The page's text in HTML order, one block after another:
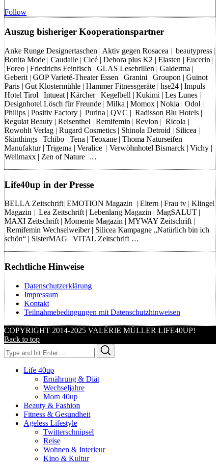
Follow
Auszug bisheriger Kooperationspartner
Anke Runge Designertaschen | Aktiv gegen Rosacea | beautypress |
Bonita Mode | Caudalie | Cicé | Debora plus K2 | Elasten | Eucerin |
Foreo | Friedrichs Feinfisch | GLAS Lesebrillen | Galderma |
Geberit | GOP Varieté-Theater Essen | Granini | Groupon | Guinot
Paris | Gut Klostermühle | Hammer Fitnessgeräte | hse24 | Impuls
Hotel Tirol | Intueat | Kärcher | Kegelbell | Kukimi | Les Lunes |
Designhotel Lösch für Freunde | Milka | Momox | Nokia | Odol |
Philips | Positiv Factory | Purina | QVC | Radisson Blu Hotels |
Regulat Beauty | Reisenthel | Remifemin | Revlon | Ricola |
Rowohlt Verlag | Rugard Cosmetics | Shinola Detroid | Silicea |
Skinthings | Tchibo | Tena | Teoxane | Thoma Naturseifen
Manufaktur | Trigema | Veralice | Verwöhnhotel Bismarck | Vichy |
Wellmaxx | Zen of Nature …
Life40up in der Presse
BELLA Zeitschrift| EMOTION Magazin | Eltern | Frau tv | Klingel
Magazin | Lea Zeitschrift | Lebenlang Magazin | MagSALUT |
MAXI Zeitschrift | Momente Magazin | MYWAY Zeitschrift |
Remifemin Wechselweiber | Silicea Kampagne „Natürlich bin ich
schön“ | SisterMAG | VITAL Zeitschrift …
Rechtliche Hinweise
Datenschutzerklärung
Impressum
Kontakt
Teilnahmebedingungen mit Datenschutzhinweisen
COPYRIGHT 2014-2025 VALÉRIE MÜLLER LIFE40UP!
Back to top
Search
for:
Life 40up
Ernährung & Diät
Wechseljahre
Mom 40up
Beauty & Fashion
Fitness & Gesundheit
Ageless Lifestyle
Twitterschnipsel
Reise
Wohnen & Interieur
Kino & Kultur